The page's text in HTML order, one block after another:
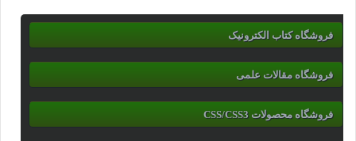
فروشگاه کتاب الکترونیک
فروشگاه مقالات علمی
فروشگاه محصولات CSS/CSS3